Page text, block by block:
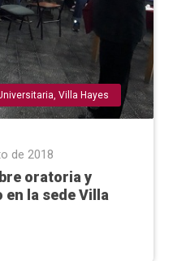
, Villa Hayes
de 2018
oratoria y
en la sede Villa